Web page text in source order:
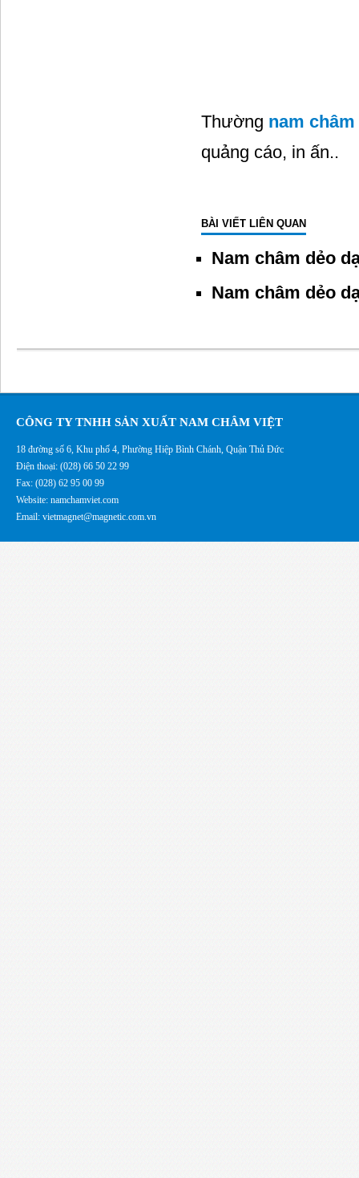
Thường nam châm
quảng cáo, in ấn..
BÀI VIẾT LIÊN QUAN
Nam châm dẻo
Nam châm dẻo
CÔNG TY TNHH SẢN XUẤT NAM CHÂM VIỆT
18 đường số 6, Khu phố 4, Phường Hiệp Bình Chánh, Quận Thủ Đức
Điện thoại: (028) 66 50 22 99
Fax: (028) 62 95 00 99
Website: namchamviet.com
Email: vietmagnet@magnetic.com.vn